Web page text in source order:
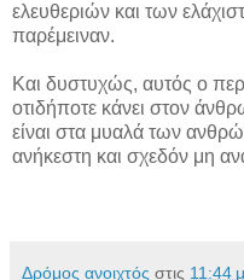
ελευθεριών και των
παρέμειναν.
Και δυστυχώς, αυτός ο
οτιδήποτε κάνει στον
είναι στα μυαλά των
ανήκεστη και σχεδόν μη
Δρόμος ανοιχτός στις 11:44